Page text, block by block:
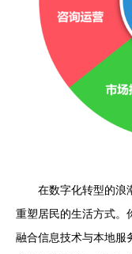
在数字化转型的浪
重塑居民的生活方式。
融合信息技术与本地服